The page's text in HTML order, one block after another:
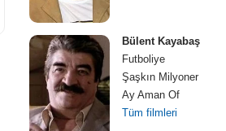
Bülent Kayabaş
Futboliye
Şaşkın Milyoner
Ay Aman Of
Tüm filmleri